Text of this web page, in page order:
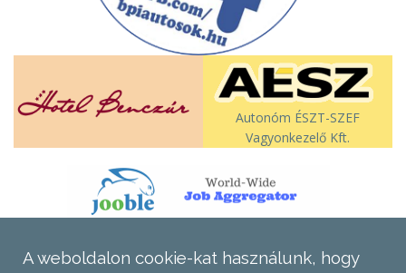
Autonóm ÉSZT-SZEF
Vagyonkezelő Kft.
A weboldalon cookie-kat használunk, hogy